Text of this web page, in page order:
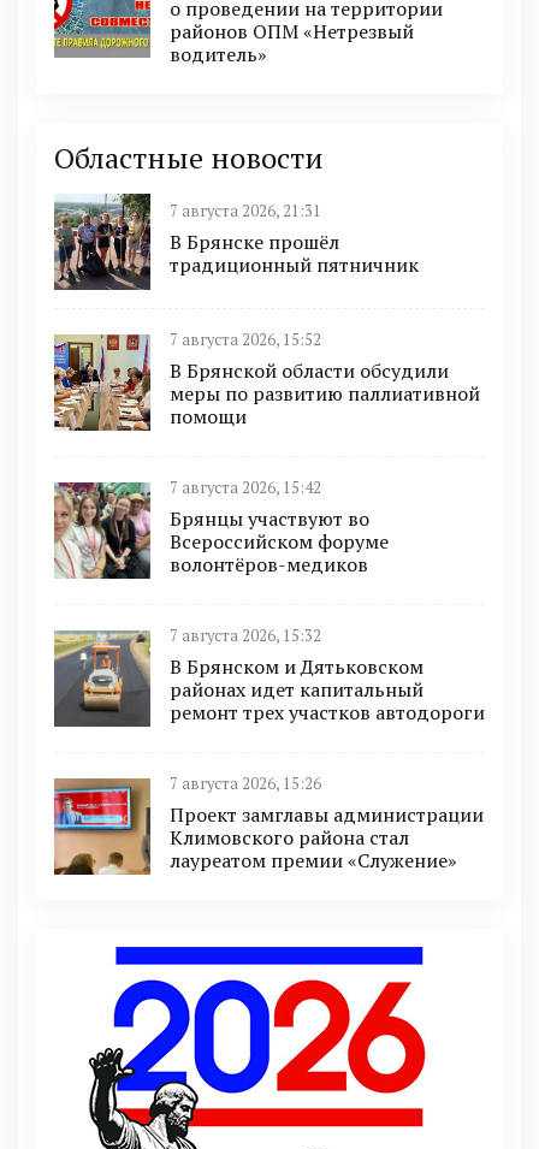
о проведении на территории
районов ОПМ «Нетрезвый
водитель»
Областные новости
7 августа 2026, 21:31
В Брянске прошёл
традиционный пятничник
7 августа 2026, 15:52
В Брянской области обсудили
меры по развитию паллиативной
помощи
7 августа 2026, 15:42
Брянцы участвуют во
Всероссийском форуме
волонтёров-медиков
7 августа 2026, 15:32
В Брянском и Дятьковском
районах идет капитальный
ремонт трех участков автодороги
7 августа 2026, 15:26
Проект замглавы администрации
Климовского района стал
лауреатом премии «Служение»